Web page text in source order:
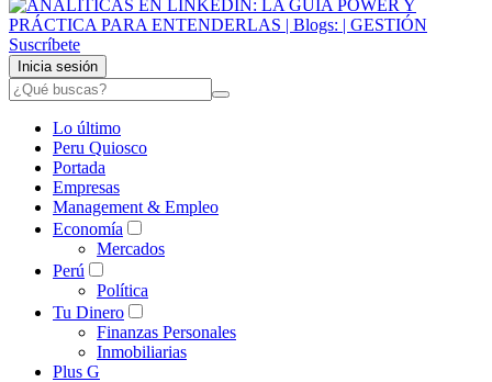
Suscríbete
Inicia sesión
Lo último
Peru Quiosco
Portada
Empresas
Management & Empleo
Economía
Mercados
Perú
Política
Tu Dinero
Finanzas Personales
Inmobiliarias
Plus G